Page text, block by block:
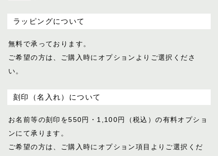
ラッピングについて
無料で承っております。
ご希望の方は、ご購入時にオプションより ご選択くださ
い。
刻印（名入れ）について
お名前等の刻印を550円・1,100円（税込）の有料オプショ
ンにて承ります。
ご希望の方は、ご購入時にオプション項目 よりご選択くだ